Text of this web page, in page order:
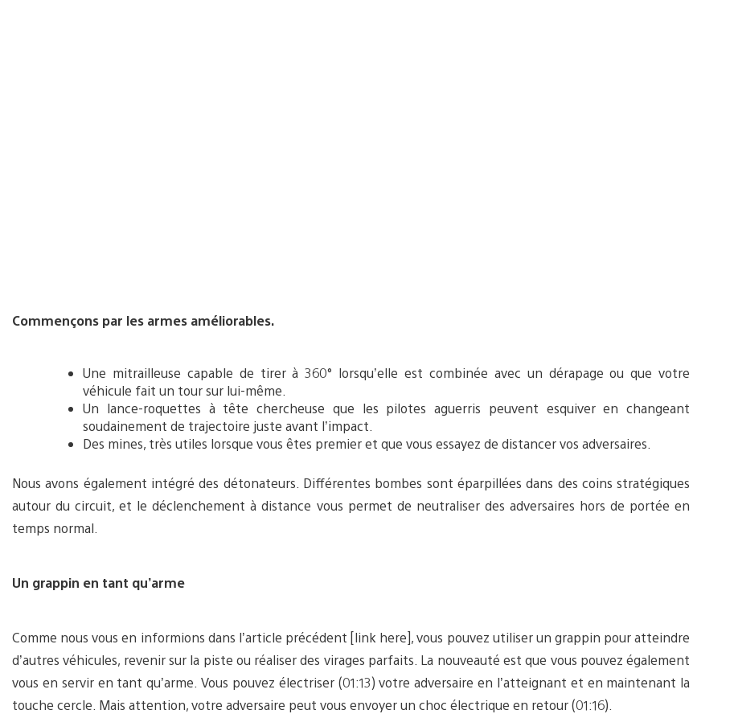
Commençons par les armes améliorables.
Une mitrailleuse capable de tirer à 360° lorsqu’elle est combinée avec un dérapage ou que votre
véhicule fait un tour sur lui-même.
Un lance-roquettes à tête chercheuse que les pilotes aguerris peuvent esquiver en changeant
soudainement de trajectoire juste avant l’impact.
Des mines, très utiles lorsque vous êtes premier et que vous essayez de distancer vos adversaires.
Nous avons également intégré des détonateurs. Différentes bombes sont éparpillées dans des coins stratégiques
autour du circuit, et le déclenchement à distance vous permet de neutraliser des adversaires hors de portée en
temps normal.
Un grappin en tant qu’arme
Comme nous vous en informions dans l’article précédent [link here], vous pouvez utiliser un grappin pour atteindre
d’autres véhicules, revenir sur la piste ou réaliser des virages parfaits. La nouveauté est que vous pouvez également
vous en servir en tant qu’arme. Vous pouvez électriser (01:13) votre adversaire en l’atteignant et en maintenant la
touche cercle. Mais attention, votre adversaire peut vous envoyer un choc électrique en retour (01:16).